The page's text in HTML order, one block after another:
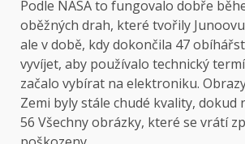
Podle NASA to fungovalo dobře
oběžných drah, které tvořily
ale v době, kdy dokončila 47
vyvíjet, aby používalo technický
začalo vybírat na elektroniku.
Zemi byly stále chudé kvality, dokud
56 Všechny obrázky, které se vrátí